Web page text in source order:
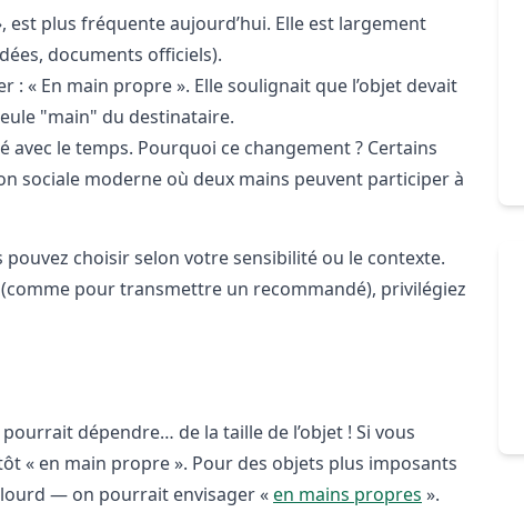
est plus fréquente aujourd’hui. Elle est largement
documents officiels).
: « En main propre ». Elle soulignait que l’objet devait
"main" du destinataire.
avec le temps. Pourquoi ce changement ? Certains
sociale moderne où deux mains peuvent participer à
choisir selon votre sensibilité ou le contexte.
pour transmettre un recommandé), privilégiez
dépendre… de la taille de l’objet ! Si vous
« en main propre ». Pour des objets plus imposants
— on pourrait envisager «en mains propres ».